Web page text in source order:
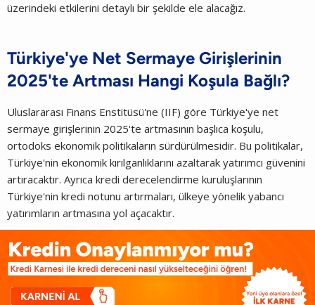
üzerindeki etkilerini detaylı bir şekilde ele alacağız.
Türkiye'ye Net Sermaye Girişlerinin
2025'te Artması Hangi Koşula Bağlı?
Uluslararası Finans Enstitüsü'ne (IIF) göre Türkiye'ye net
sermaye girişlerinin 2025'te artmasının başlıca koşulu,
ortodoks ekonomik politikaların sürdürülmesidir. Bu politikalar,
Türkiye'nin ekonomik kırılganlıklarını azaltarak yatırımcı güvenini
artıracaktır. Ayrıca kredi derecelendirme kuruluşlarının
Türkiye'nin kredi notunu artırmaları, ülkeye yönelik yabancı
yatırımların artmasına yol açacaktır.